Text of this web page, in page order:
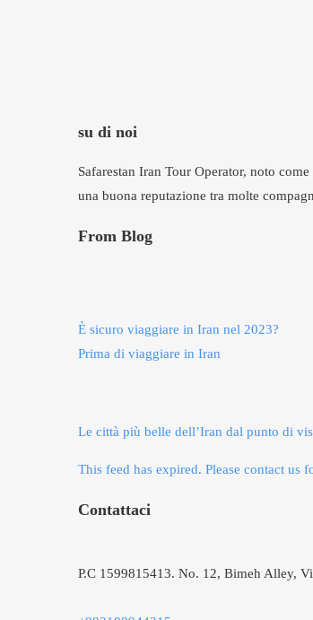
su di noi
Safarestan Iran Tour Operator, noto
una buona reputazione tra molte
From Blog
È sicuro viaggiare in Iran nel 2023?
Prima di viaggiare in Iran
Le città più belle dell’Iran dal punto di
This feed has expired. Please contact us
Contattaci
P.C 1599815413. No. 12, Bimeh Alley,